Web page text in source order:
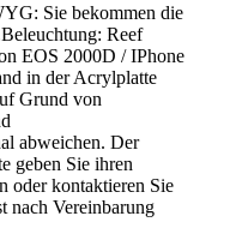
Sie bekommen die
Reef
EOS 2000D / IPhone
in der Acrylplatte
Grund von
abweichen. Der
geben Sie ihren
oder kontaktieren Sie
nach Vereinbarung